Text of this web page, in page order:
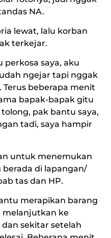
NA.
lewat, lalu korban
terkejar.
perkosa saya, aku
ngejar tapi nggak
beberapa menit
bapak-bapak gitu
pak bantu saya,
tadi, saya hampir
untuk menemukan
berada di lapangan/
tas dan HP.
merapikan barang
melanjutkan ke
sekitar setelah